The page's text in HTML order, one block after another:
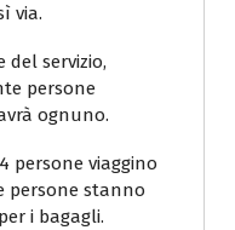
via.
del servizio,
persone
ognuno.
persone viaggino
persone stanno
i bagagli.